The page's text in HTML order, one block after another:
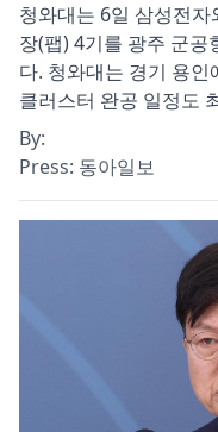
청와대는 6일 삼성전
장(팹) 4기를 광주 군공
다. 청와대는 경기 용
클러스터 완공 일정도
By:
Press: 동아일보